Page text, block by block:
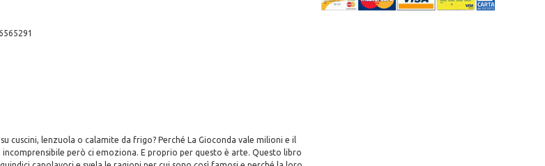
cuscini, lenzuola o calamite da frigo? Perché La Gioconda vale milioni e il
però ci emoziona. E proprio per questo è arte. Questo libro